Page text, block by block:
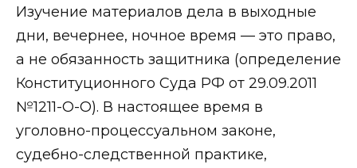
Изучение материалов дела в выходные
дни, вечернее, ночное время — это право,
а не обязанность защитника (определение
Конституционного Суда РФ от 29.09.2011
№1211-О-О). В настоящее время в
уголовно-процессуальном законе,
судебно-следственной практике,